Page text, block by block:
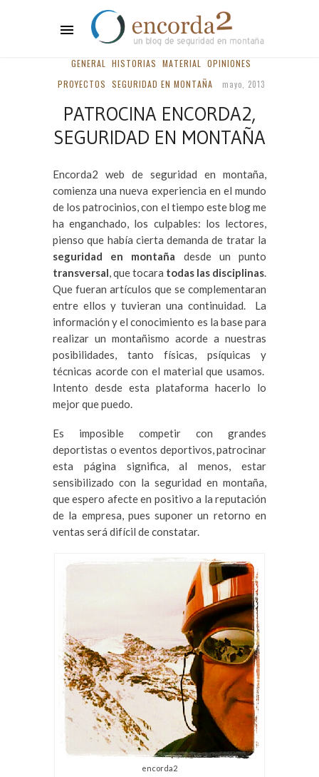
GENERAL HISTORIAS MATERIAL
OPINIONES
PROYECTOS SEGURIDAD EN MONTAÑA mayo, 2013
PATROCINA ENCORDA2,
SEGURIDAD EN MONTAÑA
Encorda2 web de seguridad en montaña,
comienza una nueva experiencia en el mundo
de los patrocinios, con el tiempo este blog me
ha enganchado, los culpables: los lectores,
pienso que había cierta demanda de tratar la
seguridad en montaña desde un punto
transversal, que tocara todas las disciplinas.
Que fueran artículos que se complementaran
entre ellos y tuvieran una continuidad. La
información y el conocimiento es la base para
realizar un montañismo acorde a nuestras
posibilidades, tanto físicas, psíquicas y
técnicas acorde con el material que usamos.
Intento desde esta plataforma hacerlo lo
mejor que puedo.
Es imposible competir con grandes
deportistas o eventos deportivos, patrocinar
esta página significa, al menos, estar
sensibilizado con la seguridad en montaña,
que espero afecte en positivo a la reputación
de la empresa, pues suponer un retorno en
ventas será difícil de constatar.
encorda2